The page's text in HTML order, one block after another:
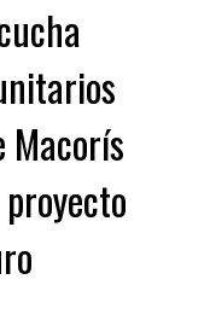
Macorís